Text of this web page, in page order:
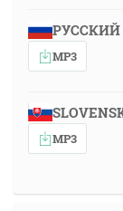
MP3
MP3